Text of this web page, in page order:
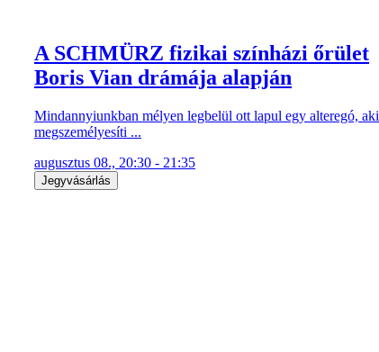
A SCHMÜRZ fizikai színházi őrület
Boris Vian drámája alapján
Mindannyiunkban mélyen legbelül ott lapul egy alteregó, aki
megszemélyesíti ...
augusztus 08., 20:30 - 21:35
Jegyvásárlás